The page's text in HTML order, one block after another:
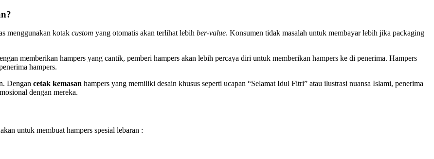
menggunakan kotak custom yang otomatis akan terlihat lebih ber-value. Konsumen tidak masalah untuk membayar lebih jika packaging
memberikan hampers yang cantik, pemberi hampers akan lebih percaya diri untuk memberikan hampers ke di penerima. Hampers
hampers.
Dengan cetak kemasan hampers yang memiliki desain khusus seperti ucapan “Selamat Idul Fitri” atau ilustrasi nuansa Islami, penerima
dengan mereka.
untuk membuat hampers spesial lebaran :